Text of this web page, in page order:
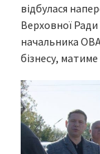
відбулася
Верховної
начальника
бізнесу,